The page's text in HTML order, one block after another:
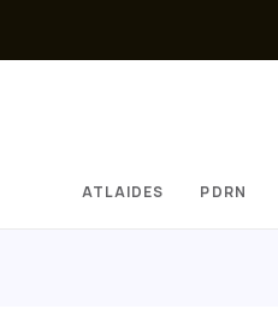
ATLAIDES PDRN